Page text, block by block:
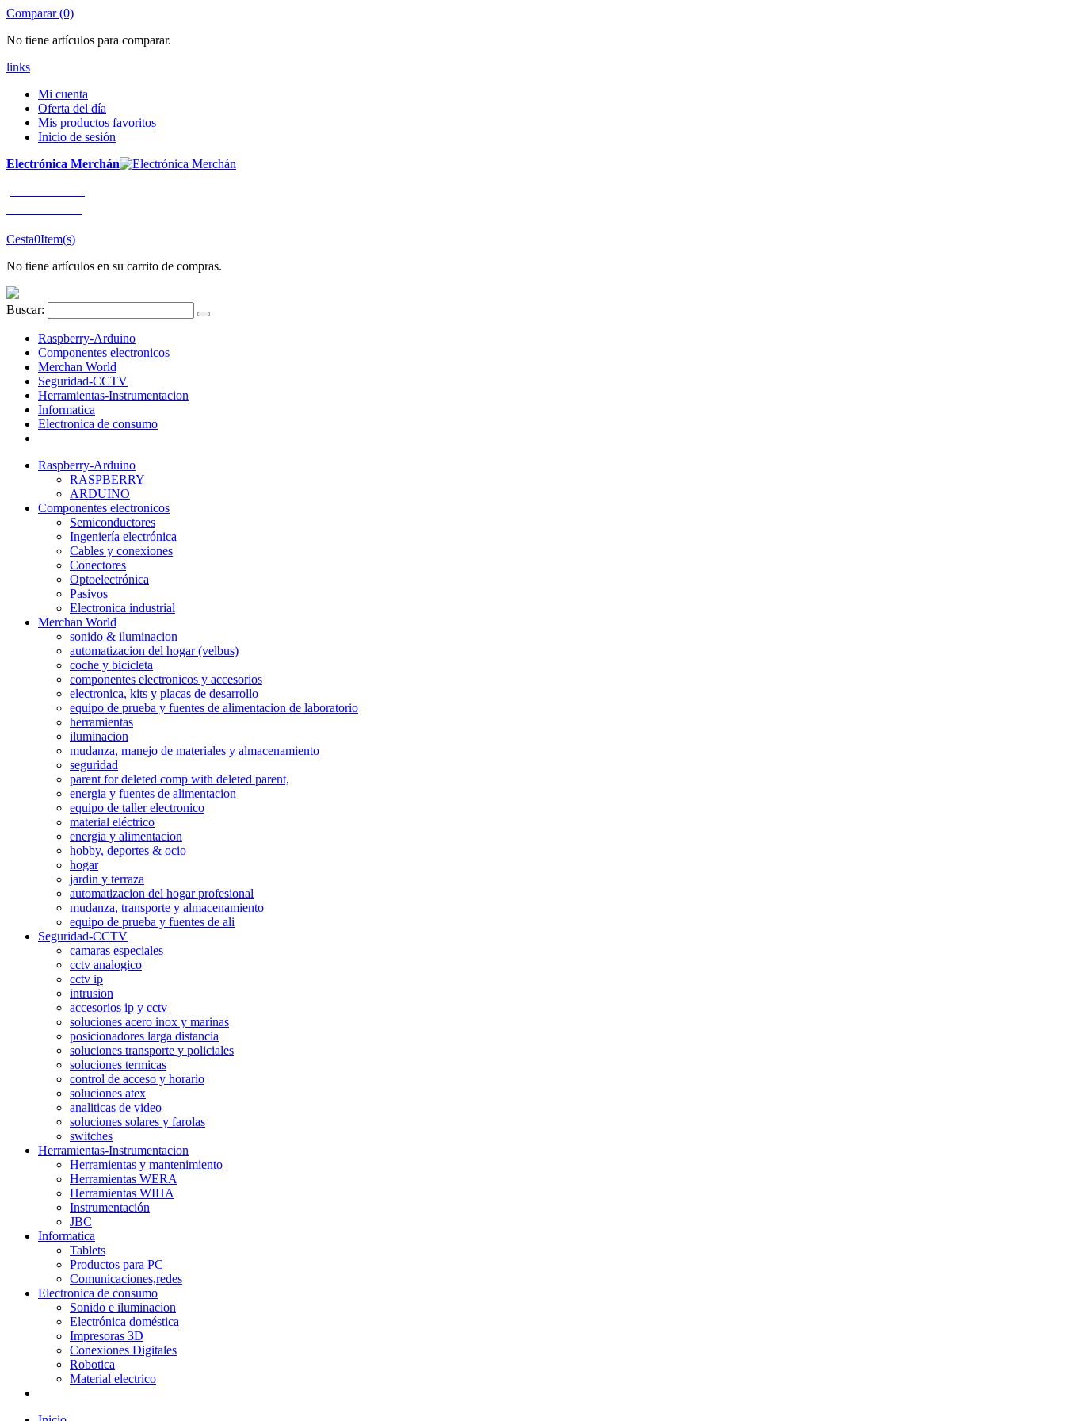
Comparar (0)
No tiene artículos para comparar.
links
Mi cuenta
Oferta del día
Mis productos favoritos
Inicio de sesión
Electrónica Merchán
Cesta0Item(s)
No tiene artículos en su carrito de compras.
Buscar:
Raspberry-Arduino
Componentes electronicos
Merchan World
Seguridad-CCTV
Herramientas-Instrumentacion
Informatica
Electronica de consumo
Raspberry-Arduino
RASPBERRY
ARDUINO
Componentes electronicos
Semiconductores
Ingeniería electrónica
Cables y conexiones
Conectores
Optoelectrónica
Pasivos
Electronica industrial
Merchan World
sonido & iluminacion
automatizacion del hogar (velbus)
coche y bicicleta
componentes electronicos y accesorios
electronica, kits y placas de desarrollo
equipo de prueba y fuentes de alimentacion de laboratorio
herramientas
iluminacion
mudanza, manejo de materiales y almacenamiento
seguridad
parent for deleted comp with deleted parent,
energia y fuentes de alimentacion
equipo de taller electronico
material eléctrico
energia y alimentacion
hobby, deportes & ocio
hogar
jardin y terraza
automatizacion del hogar profesional
mudanza, transporte y almacenamiento
equipo de prueba y fuentes de ali
Seguridad-CCTV
camaras especiales
cctv analogico
cctv ip
intrusion
accesorios ip y cctv
soluciones acero inox y marinas
posicionadores larga distancia
soluciones transporte y policiales
soluciones termicas
control de acceso y horario
soluciones atex
analiticas de video
soluciones solares y farolas
switches
Herramientas-Instrumentacion
Herramientas y mantenimiento
Herramientas WERA
Herramientas WIHA
Instrumentación
JBC
Informatica
Tablets
Productos para PC
Comunicaciones,redes
Electronica de consumo
Sonido e iluminacion
Electrónica doméstica
Impresoras 3D
Conexiones Digitales
Robotica
Material electrico